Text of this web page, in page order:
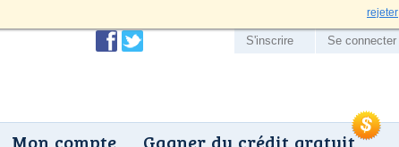
rejeter
Gagner du crédit gratuit
Mon compte
S'inscrire Se connecter